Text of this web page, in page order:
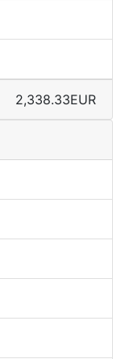
2,338.33EUR